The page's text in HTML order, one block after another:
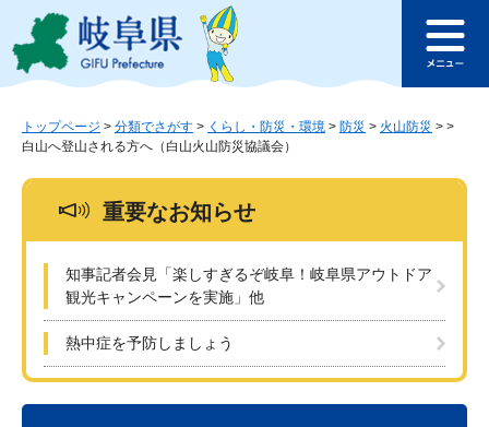
ジ
ュ
このページの本文へ
ュ
トップページ > 分類でさがす > くらし・防災・環境 > 防災 > 火山防災 > >
白山へ登山される方へ（白山火山防災協議会）
重要なお知らせ
知事記者会見「楽しすぎるぞ岐阜！岐阜県アウトドア
観光キャンペーンを実施」他
熱中症を予防しましょう